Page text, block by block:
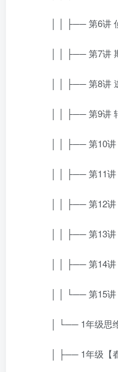
│ │ ├── 第6讲 侦
│ │ ├── 第7讲 期
│ │ ├── 第8讲 逃
│ │ ├── 第9讲 转
│ │ ├── 第10讲
│ │ ├── 第11讲
│ │ ├── 第12讲
│ │ ├── 第13讲
│ │ ├── 第14讲
│ │ └── 第15讲
│ └── 1年级思维
│ ├── 1年级【春